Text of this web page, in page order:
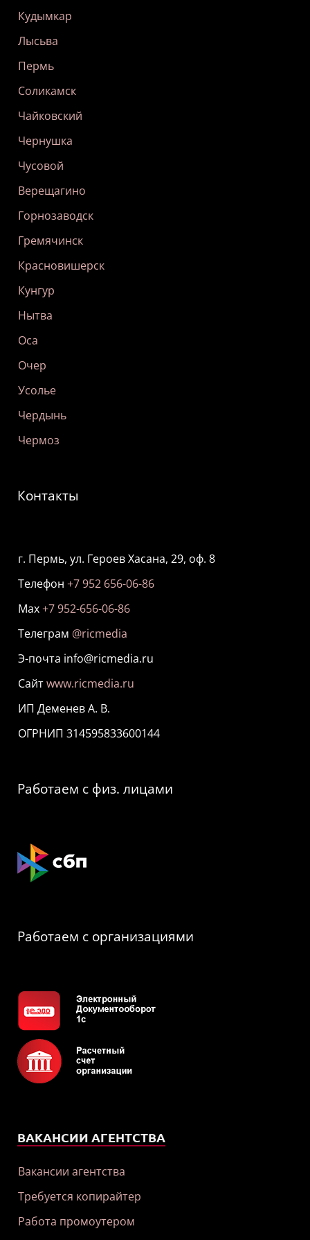
Кудымкар
Лысьва
Пермь
Соликамск
Чайковский
Чернушка
Чусовой
Верещагино
Горнозаводск
Гремячинск
Красновишерск
Кунгур
Нытва
Оса
Очер
Усолье
Чердынь
Чермоз
Контакты
г. Пермь, ул. Героев Хасана, 29, оф. 8
Телефон +7 952 656-06-86
Мах+7 952-656-06-86
Телеграм @ricmedia
Э-почта info@ricmedia.ru
Сайтwww.ricmedia.ru
ИП Деменев А. В.
ОГРНИП 314595833600144
Работаем с физ. лицами
Работаем с организациями
ВАКАНСИИ АГЕНТСТВА
Вакансии агентства
Требуется копирайтер
Работа промоутером